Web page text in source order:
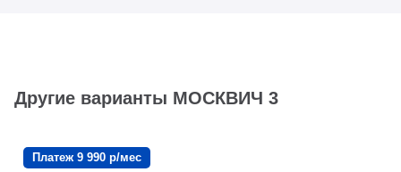
Другие варианты МОСКВИЧ 3
Платеж 9 990 р/мес